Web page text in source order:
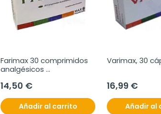
Farimax 30 comprimidos
analgésicos
14,50 €
Añadir al carrito
Varimax, 30
16,99 €
Añadir al